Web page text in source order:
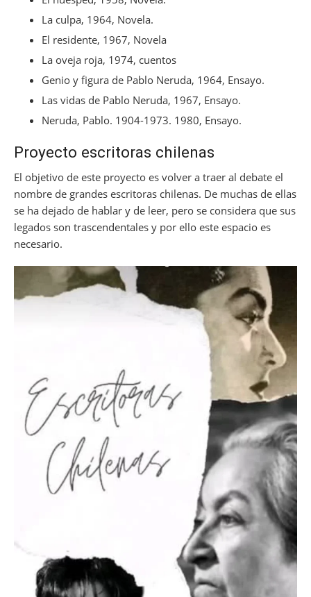
La culpa, 1964, Novela.
El residente, 1967, Novela
La oveja roja, 1974, cuentos
Genio y figura de Pablo Neruda, 1964, Ensayo.
Las vidas de Pablo Neruda, 1967, Ensayo.
Neruda, Pablo. 1904-1973. 1980, Ensayo.
Proyecto escritoras chilenas
El objetivo de este proyecto es volver a traer al debate el
nombre de grandes escritoras chilenas. De muchas de ellas
se ha dejado de hablar y de leer, pero se considera que sus
legados son trascendentales y por ello este espacio es
necesario.